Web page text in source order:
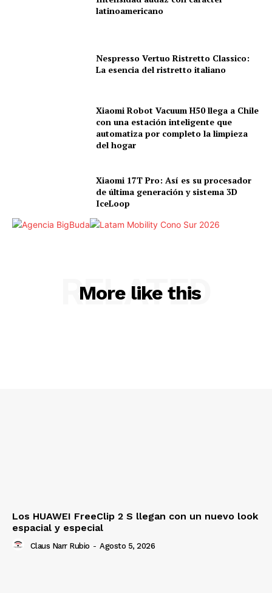
latinoamericano
Nespresso Vertuo Ristretto Classico:
La esencia del ristretto italiano
Xiaomi Robot Vacuum H50 llega a Chile
con una estación inteligente que
automatiza por completo la limpieza
del hogar
Xiaomi 17T Pro: Así es su procesador
de última generación y sistema 3D
IceLoop
More like this
RELATED
Los HUAWEI FreeClip 2 S llegan con un nuevo look
espacial y especial
Claus Narr Rubio - Agosto 5, 2026